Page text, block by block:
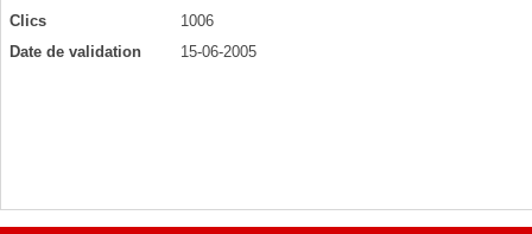
Clics
1006
Date de validation
15-06-2005